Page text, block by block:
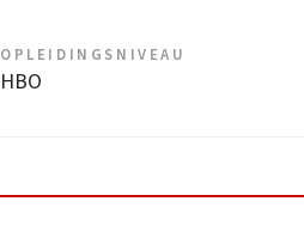
OPLEIDINGSNIVEAU
HBO